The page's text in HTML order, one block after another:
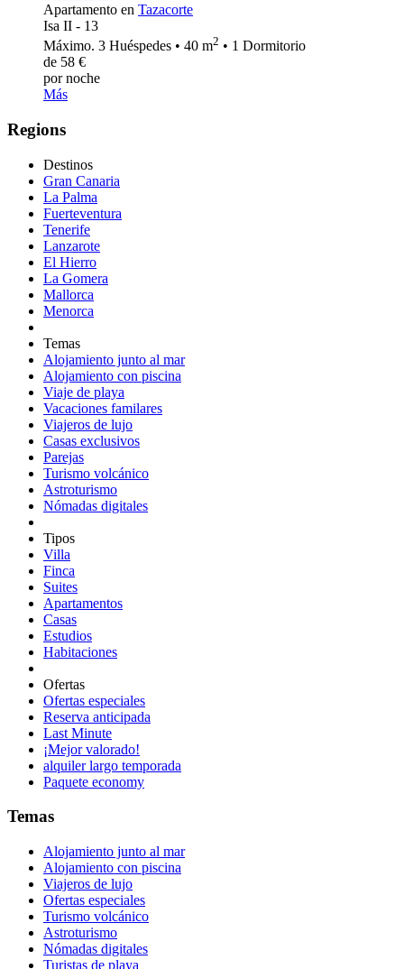
Apartamento en Tazacorte
Isa II - 13
Máximo. 3 Huéspedes • 40 m2 • 1 Dormitorio
de 58 €
por noche
Más
Regions
Destinos
Gran Canaria
La Palma
Fuerteventura
Tenerife
Lanzarote
El Hierro
La Gomera
Mallorca
Menorca
Temas
Alojamiento junto al mar
Alojamiento con piscina
Viaje de playa
Vacaciones familares
Viajeros de lujo
Casas exclusivos
Parejas
Turismo volcánico
Astroturismo
Nómadas digitales
Tipos
Villa
Finca
Suites
Apartamentos
Casas
Estudios
Habitaciones
Ofertas
Ofertas especiales
Reserva anticipada
Last Minute
¡Mejor valorado!
alquiler largo temporada
Paquete economy
Temas
Alojamiento junto al mar
Alojamiento con piscina
Viajeros de lujo
Ofertas especiales
Turismo volcánico
Astroturismo
Nómadas digitales
Turistas de playa